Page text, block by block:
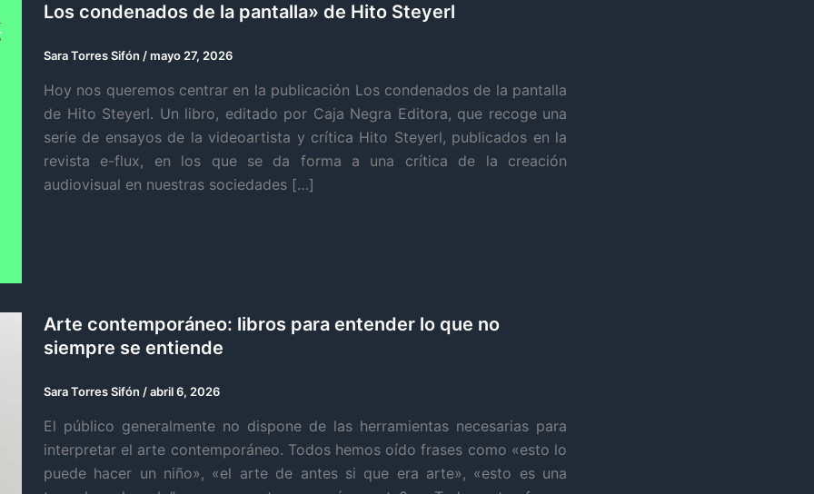
Los condenados de la pantalla» de Hito Steyerl
Sara Torres Sifón /mayo 27, 2026
Hoy nos queremos centrar en la publicación Los condenados de la pantalla
de Hito Steyerl. Un libro, editado por Caja Negra Editora, que recoge una
serie de ensayos de la videoartista y crítica Hito Steyerl, publicados en la
revista e-flux, en los que se da forma a una crítica de la creación
audiovisual en nuestras sociedades […]
Arte contemporáneo: libros para entender lo que no
siempre se entiende
Sara Torres Sifón /abril 6, 2026
El público generalmente no dispone de las herramientas necesarias para
interpretar el arte contemporáneo. Todos hemos oído frases como «esto lo
puede hacer un niño», «el arte de antes si que era arte», «esto es una